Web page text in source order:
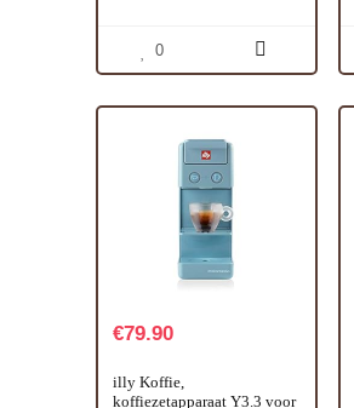
0
€79.90
illy Koffie,
koffiezetapparaat Y3.3 voor